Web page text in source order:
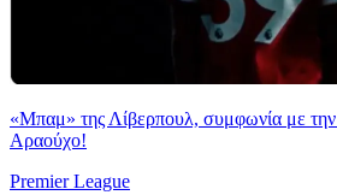
«Μπαμ» της Λίβερπουλ, συμφωνία με
Αραούχο!
Premier League